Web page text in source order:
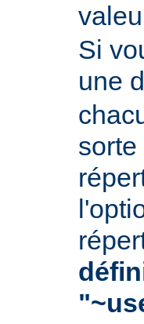
Si
une